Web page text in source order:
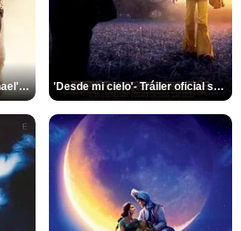
Primer tráiler oficial de 'Michael' subtitulado 'Desde mi cielo'- Tráiler oficial subtitulado